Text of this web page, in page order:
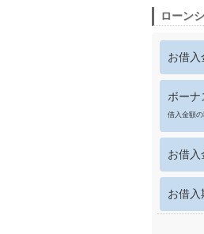
ローン
お借入
ボーナ
借入金額
お借入
お借入